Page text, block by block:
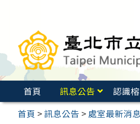
要
容
首頁 訊息公告 認識
首頁 >訊息公告 > 處室最新消息